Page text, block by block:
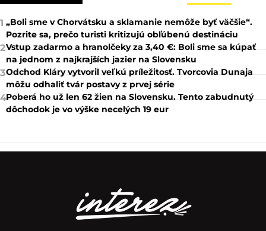
1 „Boli sme v Chorvátsku a sklamanie nemôže byť väčšie“.
Pozrite sa, prečo turisti kritizujú obľúbenú destináciu
2Vstup zadarmo a hranolčeky za 3,40 €: Boli sme sa kúpať
na jednom z najkrajších jazier na Slovensku
3Odchod Kláry vytvoril veľkú príležitosť. Tvorcovia Dunaja
môžu odhaliť tvár postavy z prvej série
4Poberá ho už len 62 žien na Slovensku. Tento zabudnutý
dôchodok je vo výške necelých 19 eur